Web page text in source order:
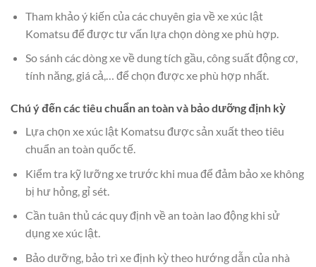
Tham khảo ý kiến của các chuyên gia về xe xúc lật
Komatsu để được tư vấn lựa chọn dòng xe phù hợp.
So sánh các dòng xe về dung tích gầu, công suất động cơ,
tính năng, giá cả,… để chọn được xe phù hợp nhất.
Chú ý đến các tiêu chuẩn an toàn và bảo dưỡng định kỳ
Lựa chọn xe xúc lật Komatsu được sản xuất theo tiêu
chuẩn an toàn quốc tế.
Kiểm tra kỹ lưỡng xe trước khi mua để đảm bảo xe không
bị hư hỏng, gỉ sét.
Cần tuân thủ các quy định về an toàn lao động khi sử
dụng xe xúc lật.
Bảo dưỡng, bảo trì xe định kỳ theo hướng dẫn của nhà